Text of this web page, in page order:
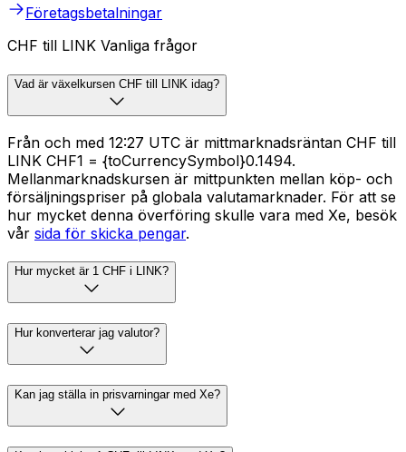
Företagsbetalningar
CHF till LINK Vanliga frågor
Vad är växelkursen CHF till LINK idag?
Från och med 12:27 UTC är mittmarknadsräntan CHF till
LINK CHF1 = {toCurrencySymbol}0.1494.
Mellanmarknadskursen är mittpunkten mellan köp- och
försäljningspriser på globala valutamarknader. För att se
hur mycket denna överföring skulle vara med Xe, besök
vår sida för skicka pengar.
Hur mycket är 1 CHF i LINK?
Hur konverterar jag valutor?
Kan jag ställa in prisvarningar med Xe?